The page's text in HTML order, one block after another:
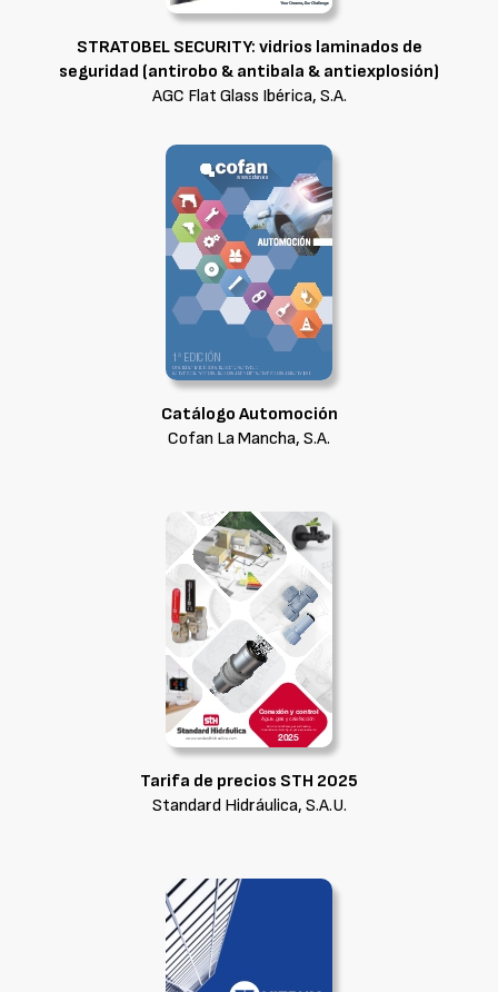
STRATOBEL SECURITY: vidrios laminados de
seguridad (antirobo & antibala & antiexplosión)
AGC Flat Glass Ibérica, S.A.
Catálogo Automoción
Cofan La Mancha, S.A.
Tarifa de precios STH 2025
Standard Hidráulica, S.A.U.